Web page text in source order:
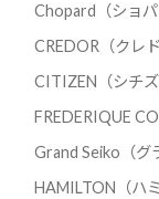
Chopard（ショパ
CREDOR（クレド
CITIZEN（シチズ
FREDERIQUE
Grand Seiko（グ
HAMILTON（ハ